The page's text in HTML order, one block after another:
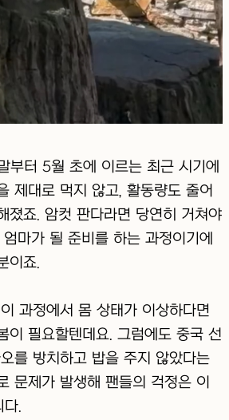
부터 5월 초에 이르는 최근 시기에
제대로 먹지 않고, 활동량도 줄어
졌죠. 암컷 판다라면 당연히 거쳐야
마가 될 준비를 하는 과정이기에
이죠.
과정에서 몸 상태가 이상하다면
이 필요할텐데요. 그럼에도 중국 선
를 방치하고 밥을 주지 않았다는
문제가 발생해 팬들의 걱정은 이
다.